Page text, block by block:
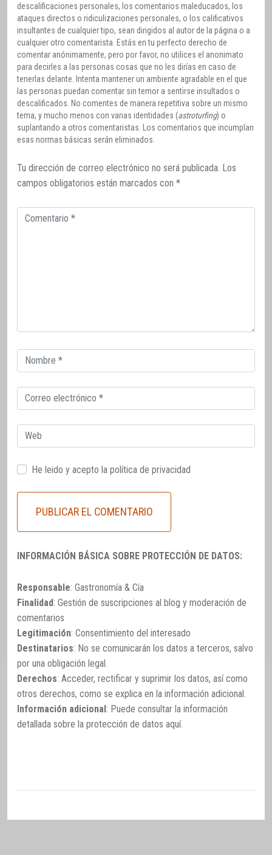
descalificaciones personales, los comentarios maleducados, los
ataques directos o ridiculizaciones personales, o los calificativos
insultantes de cualquier tipo, sean dirigidos al autor de la página o a
cualquier otro comentarista. Estás en tu perfecto derecho de
comentar anónimamente, pero por favor, no utilices el anonimato
para decirles a las personas cosas que no les dirías en caso de
tenerlas delante. Intenta mantener un ambiente agradable en el que
las personas puedan comentar sin temor a sentirse insultados o
descalificados. No comentes de manera repetitiva sobre un mismo
tema, y mucho menos con varias identidades (astroturfing) o
suplantando a otros comentaristas. Los comentarios que incumplan
esas normas básicas serán eliminados.
Tu dirección de correo electrónico no será publicada. Los
campos obligatorios están marcados con *
Comentario
Correo
electrónico
Correo
electrónico
Web
He leido y acepto la política de privacidad
INFORMACIÓN BÁSICA SOBRE PROTECCIÓN DE DATOS:
Responsable: Gastronomía & Cía
Finalidad: Gestión de suscripciones al blog y moderación de
comentarios
Legitimación: Consentimiento del interesado
Destinatarios: No se comunicarán los datos a terceros, salvo
por una obligación legal.
Derechos: Acceder, rectificar y suprimir los datos, así como
otros derechos, como se explica en la información adicional.
Información adicional : Puede consultar la información
detallada sobre la protección de datos aquí.